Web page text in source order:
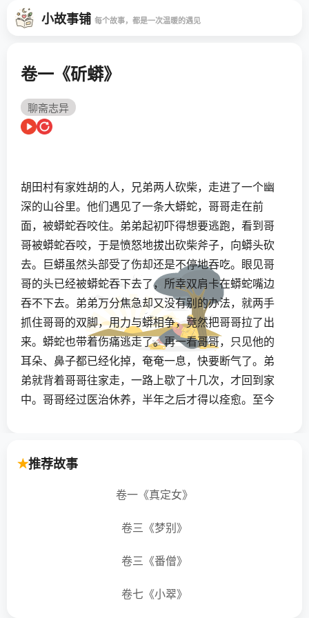
小故事铺 每个故事，都是一次温暖的遇见
卷一《斫蟒》
聊斋志异
胡田村有家姓胡的人，兄弟两人砍柴，走进了一个幽
深的山谷里。他们遇见了一条大蟒蛇，哥哥走在前
面，被蟒蛇吞咬住。弟弟起初吓得想要逃跑，看到哥
哥被蟒蛇吞咬，于是愤怒地拔出砍柴斧子，向蟒头砍
去。巨蟒虽然头部受了伤却还是不停地吞吃。眼见哥
哥的头已经被蟒蛇吞下去了，所幸双肩卡在蟒蛇嘴边
吞不下去。弟弟万分焦急却又没有别的办法，就两手
抓住哥哥的双脚，用力与蟒相争，竟然把哥哥拉了出
来。蟒蛇也带着伤痛逃走了。再一看哥哥，只见他的
耳朵、鼻子都已经化掉，奄奄一息，快要断气了。弟
弟就背着哥哥往家走，一路上歇了十几次，才回到家
中。哥哥经过医治休养，半年之后才得以痊愈。至今
啊！山野农夫当中，竟然有如此敬事兄长的弟弟！有
所感动了。”真的是这样啊！
推荐故事
卷一《真定女》
卷三《梦别》
卷三《番僧》
卷七《小翠》